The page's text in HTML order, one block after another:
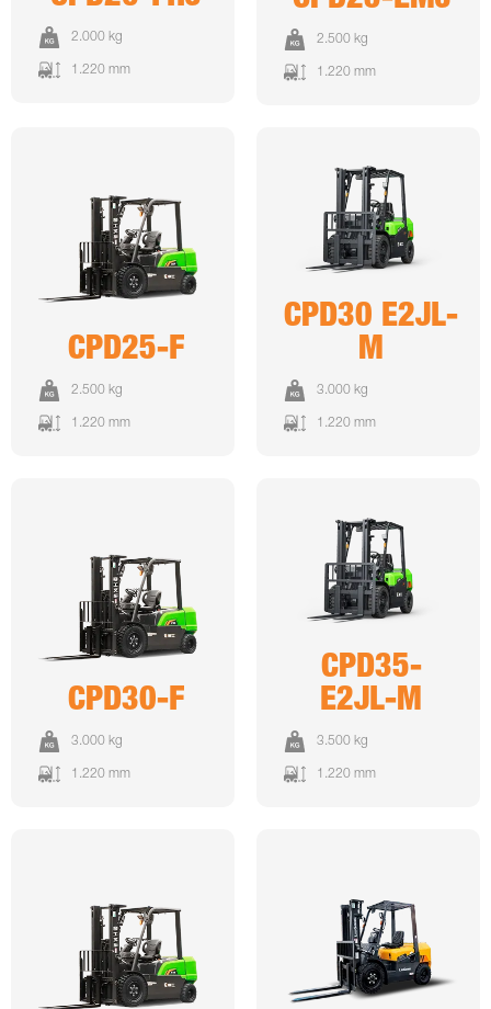
2.000 kg
1.220 mm
2.500 kg
1.220 mm
CPD25-F
2.500 kg
1.220 mm
CPD30 E2JL-
M
3.000 kg
1.220 mm
CPD30-F
3.000 kg
1.220 mm
CPD35-
E2JL-M
3.500 kg
1.220 mm